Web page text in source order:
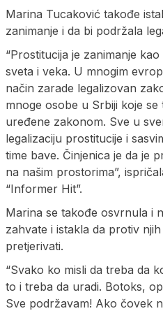
Marina Tucaković takođe
zanimanje i da bi podržala
“Prostitucija je zanimanje
sveta i veka. U mnogim
način zarade legalizovan
mnoge osobe u Srbiji koje
uređene zakonom. Sve u
legalizaciju prostitucije i
time bave. Činjenica je da je
na našim prostorima”,
“Informer Hit”.
Marina se takođe osvrnula i
zahvate i istakla da protiv
pretjerivati.
“Svako ko misli da treba da
to i treba da uradi. Botoks,
Sve podržavam! Ako čovek